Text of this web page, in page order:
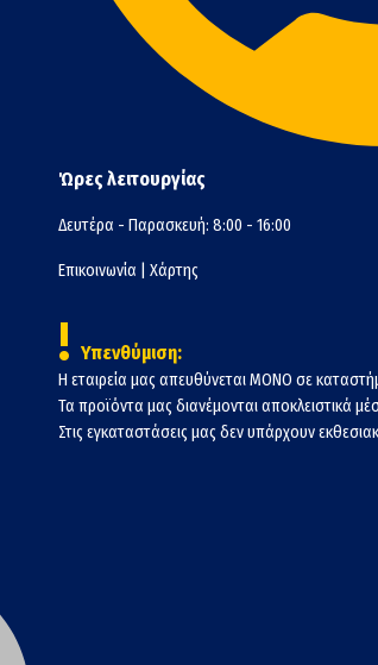
Ώρες λειτουργίας
Δευτέρα - Παρασκευή: 8:00 - 16:00
Επικοινωνία Χάρτης
! Υπενθύμιση:
Η εταιρεία μας απευθύνεται ΜΟΝΟ σε
Τα προϊόντα μας διανέμονται αποκλειστικά
Στις εγκαταστάσεις μας δεν υπάρχουν